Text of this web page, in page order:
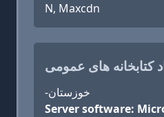
N, Maxcdn
-خوزستان
Server software: